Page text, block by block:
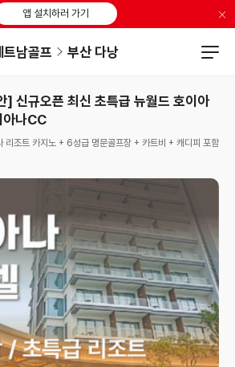
앱 설치하러 가기 ×
트남골프 부산 다낭
규오픈 최신 초특급 뉴월드 호이아
나CC
리조트 카지노 + 6성급 명문골프장 + 카트비 + 캐디피 포함